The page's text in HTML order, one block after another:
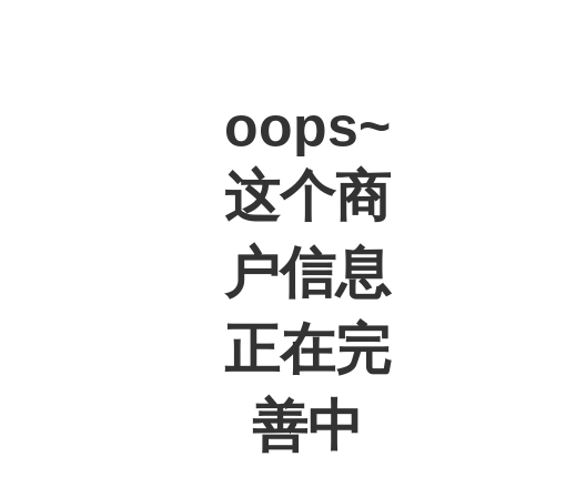
oops~
这个商
户信息
正在完
善中